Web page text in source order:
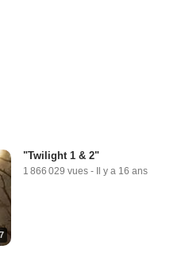
"Twilight 1 & 2"
1 866 029 vues - Il y a 16 ans